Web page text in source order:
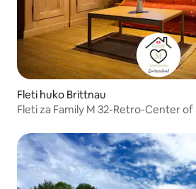
Fleti huko Brittnau
Fleti za Family M 32-Retro-Center